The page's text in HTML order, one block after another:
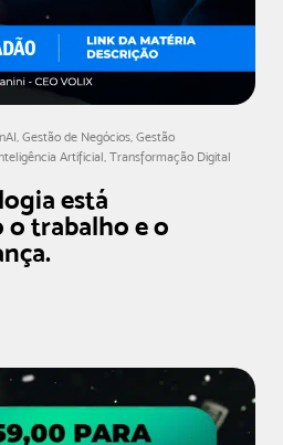
Gestão de Negócios Gestão
Artificial Transformação Digital
está
o trabalho e o